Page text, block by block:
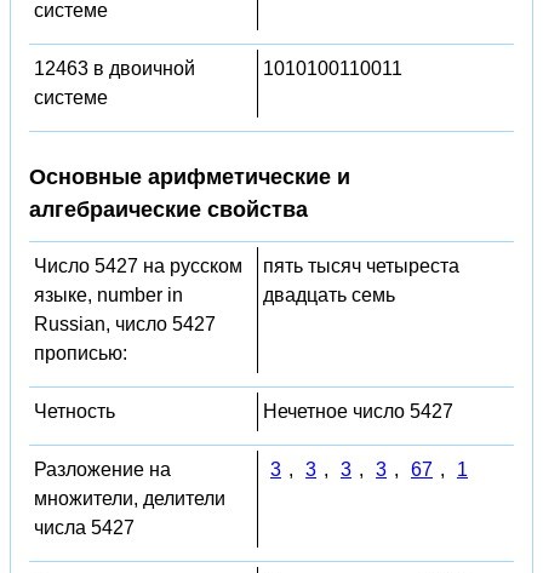
системе
12463 в двоичной
системе
1010100110011
Основные арифметические и
алгебраические свойства
Число 5427 на русском
языке, number in
Russian, число 5427
прописью:
пять тысяч четыреста
двадцать семь
Четность Нечетное число 5427
Разложение на
множители, делители
числа 5427
3 , 3 , 3 , 3 , 67 , 1